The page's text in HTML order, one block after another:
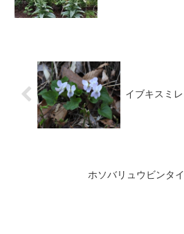
イブキスミレ
ホソバリュウビンタイ